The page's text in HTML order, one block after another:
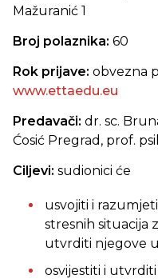
Mažuranić 1
Broj polaznika: 60
Rok prijave: obvezna
www.ettaedu.eu
Predavači: dr. sc.
Ćosić Pregrad, prof.
Ciljevi: sudionici će
usvojiti i
stresnih situacija
utvrditi njegove
osvijestiti i